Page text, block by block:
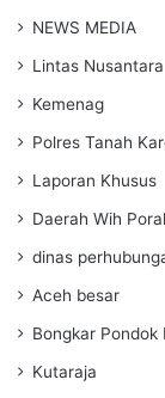
NEWS MEDIA
Lintas Nusantara
Kemenag
Polres Tanah
Laporan Khusus
Daerah Wih
dinas
Aceh besar
Bongkar Pondok
Kutaraja